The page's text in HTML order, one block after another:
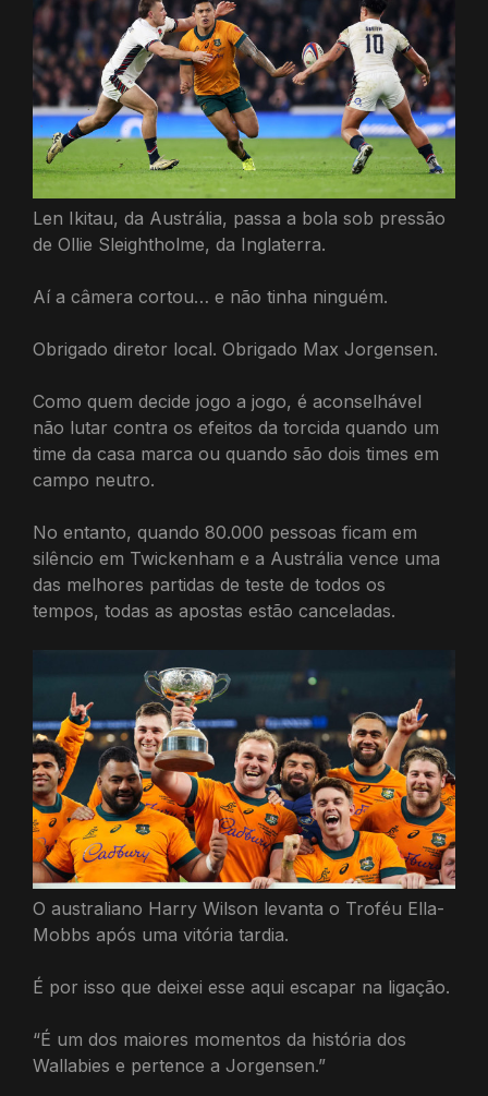
Len Ikitau, da Austrália, passa a bola sob pressão
de Ollie Sleightholme, da Inglaterra.
Aí a câmera cortou… e não tinha ninguém.
Obrigado diretor local. Obrigado Max Jorgensen.
Como quem decide jogo a jogo, é aconselhável
não lutar contra os efeitos da torcida quando um
time da casa marca ou quando são dois times em
campo neutro.
No entanto, quando 80.000 pessoas ficam em
silêncio em Twickenham e a Austrália vence uma
das melhores partidas de teste de todos os
tempos, todas as apostas estão canceladas.
O australiano Harry Wilson levanta o Troféu Ella-
Mobbs após uma vitória tardia.
É por isso que deixei esse aqui escapar na ligação.
“É um dos maiores momentos da história dos
Wallabies e pertence a Jorgensen.”